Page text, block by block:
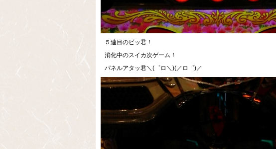
５連目のビッ君！
消化中のスイカ次ゲーム！
パネルアタッ君＼(゜ロ＼)(／ロ゜)／